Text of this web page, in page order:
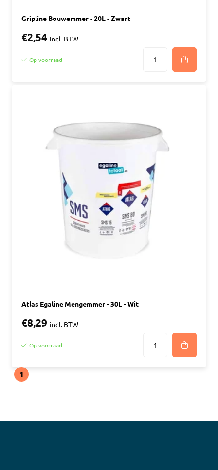
Gripline Bouwemmer - 20L - Zwart
€2,54 incl. BTW
Op voorraad
Atlas Egaline Mengemmer - 30L - Wit
€8,29 incl. BTW
Op voorraad
1